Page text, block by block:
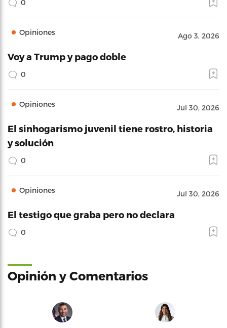
0
Opiniones Ago 3, 2026
Voy a Trump y pago doble
0
Opiniones Jul 30, 2026
El sinhogarismo juvenil tiene rostro, historia
y solución
0
Opiniones Jul 30, 2026
El testigo que graba pero no declara
0
Opinión y Comentarios